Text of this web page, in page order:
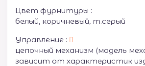
Цвет фурнитуры :
белый, коричневый, т.серый
Управление :
цепочный механизм (модель
зависит от характеристик